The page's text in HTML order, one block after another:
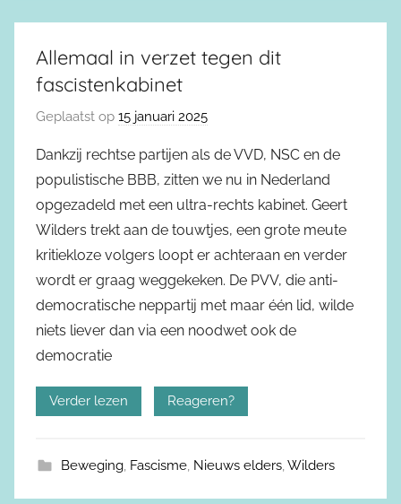
Allemaal in verzet tegen dit
fascistenkabinet
Geplaatst op 15 januari 2025
Dankzij rechtse partijen als de VVD, NSC en de
populistische BBB, zitten we nu in Nederland
opgezadeld met een ultra-rechts kabinet. Geert
Wilders trekt aan de touwtjes, een grote meute
kritiekloze volgers loopt er achteraan en verder
wordt er graag weggekeken. De PVV, die anti-
democratische neppartij met maar één lid, wilde
niets liever dan via een noodwet ook de
democratie
Verder lezen Reageren?
Beweging, Fascisme, Nieuws elders,Wilders